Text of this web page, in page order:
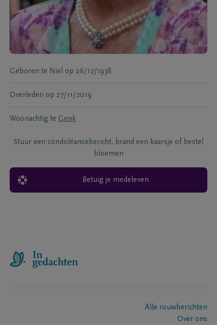
Geboren te Niel op 26/12/1938
Overleden op 27/11/2019
Woonachtig te Genk
Stuur een condoléancebericht, brand een kaarsje of bestel
bloemen
Betuig je medeleven
Alle rouwberichten
Over ons